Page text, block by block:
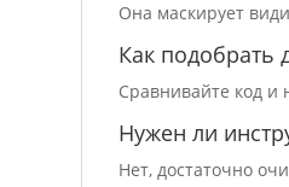
Она маскирует
Как подобрать
Сравнивайте код и
Нужен ли
Нет, достаточно